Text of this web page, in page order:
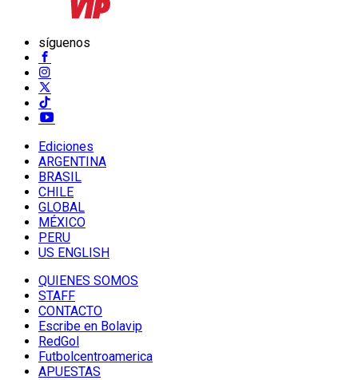
síguenos
Ediciones
ARGENTINA
BRASIL
CHILE
GLOBAL
MÉXICO
PERU
US ENGLISH
QUIENES SOMOS
STAFF
CONTACTO
Escribe en Bolavip
RedGol
Futbolcentroamerica
APUESTAS